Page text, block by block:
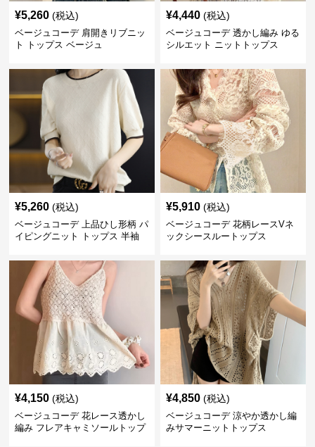
¥5,260 (税込)
ベージュコーデ 肩開きリブニッ
ト トップス ベージュ
¥4,440 (税込)
ベージュコーデ 透かし編み ゆる
シルエット ニットトップス
¥5,260 (税込)
ベージュコーデ 上品ひし形柄 パ
イピングニット トップス 半袖
¥5,910 (税込)
ベージュコーデ 花柄レースVネ
ックシースルートップス
¥4,150 (税込)
ベージュコーデ 花レース透かし
編み フレアキャミソールトップ
¥4,850 (税込)
ベージュコーデ 涼やか透かし編
みサマーニットトップス